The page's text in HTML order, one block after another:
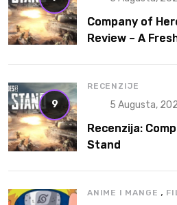
Company of
Review – A
9
RECENZIJE
5 Augusta,
Recenzija:
Stand
ANIME I MANGE ,